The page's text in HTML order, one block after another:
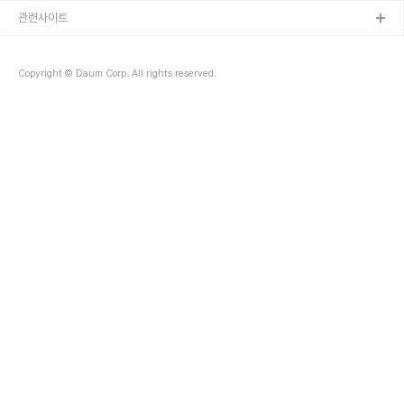
Copyright © Daum Corp. All rights reserved.
관련사이트